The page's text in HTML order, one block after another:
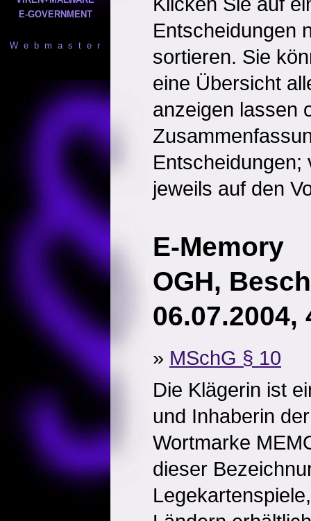
E-GOVERNMENT
W e b m a s t e r
Entscheidungen
sortieren. Sie
eine Übersicht
anzeigen lassen
Entscheidungen;
jeweils auf den
E-Memory
OGH,
06.07.2004,
» MSchG § 10
Die Klägerin ist
und Inhaberin
Wortmarke
dieser